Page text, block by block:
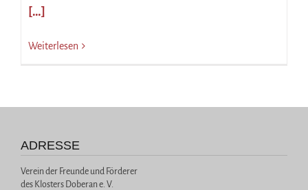
[…]
Weiterlesen
ADRESSE
Verein der Freunde und Förderer
des Klosters Doberan e. V.